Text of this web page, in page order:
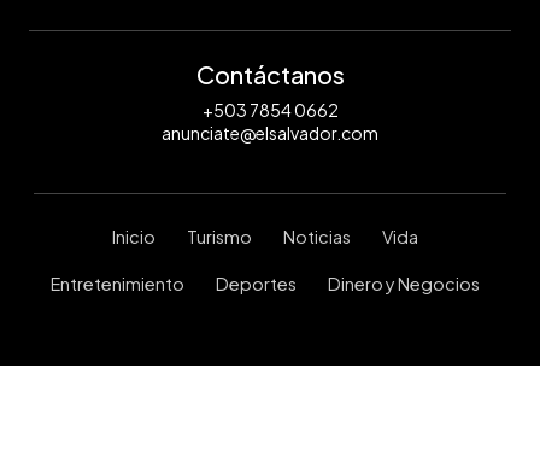
Contáctanos
+503 7854 0662
anunciate@elsalvador.com
Inicio Turismo Noticias Vida
Entretenimiento Deportes Dinero y Negocios